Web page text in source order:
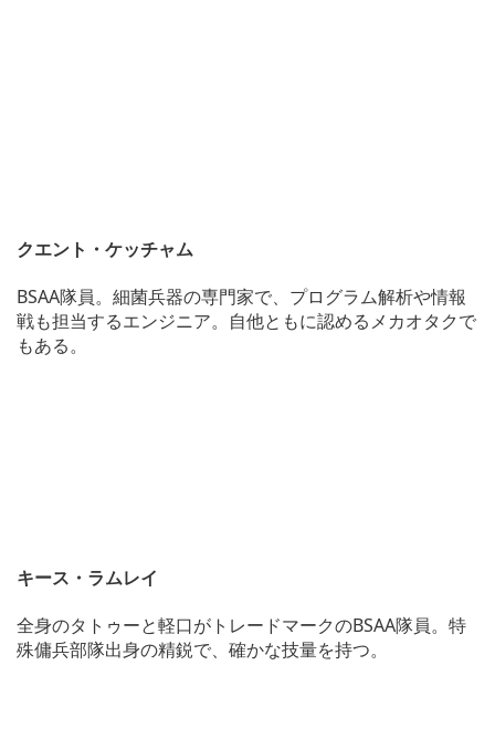
クエント・ケッチャム
BSAA隊員。細菌兵器の専門家で、プログラム解析や情報
戦も担当するエンジニア。自他ともに認めるメカオタクで
もある。
キース・ラムレイ
全身のタトゥーと軽口がトレードマークのBSAA隊員。特
殊傭兵部隊出身の精鋭で、確かな技量を持つ。